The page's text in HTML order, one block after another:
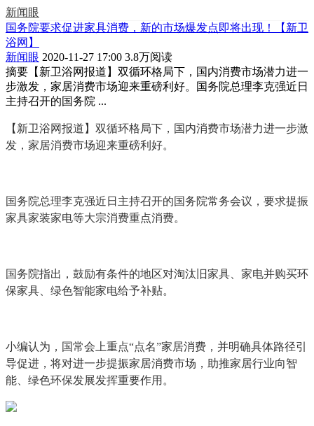
新闻眼
国务院要求促进家具消费，新的市场爆发点即将出现！【新卫
浴网】
新闻眼 2020-11-27 17:00 3.8万阅读
摘要 【新卫浴网报道】双循环格局下，国内消费市场潜力进一
步激发，家居消费市场迎来重磅利好。国务院总理李克强近日
主持召开的国务院 ...
【新卫浴网报道】双循环格局下，国内消费市场潜力进一步激
发，家居消费市场迎来重磅利好。
国务院总理李克强近日主持召开的国务院常务会议，要求提振
家具家装家电等大宗消费重点消费。
国务院指出，鼓励有条件的地区对淘汰旧家具、家电并购买环
保家具、绿色智能家电给予补贴。
小编认为，国常会上重点“点名”家居消费，并明确具体路径引
导促进，将对进一步提振家居消费市场，助推家居行业向智
能、绿色环保发展发挥重要作用。